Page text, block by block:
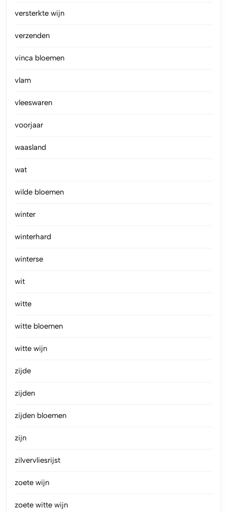
versterkte wijn
verzenden
vinca bloemen
vlam
vleeswaren
voorjaar
waasland
wat
wilde bloemen
winter
winterhard
winterse
wit
witte
witte bloemen
witte wijn
zijde
zijden
zijden bloemen
zijn
zilvervliesrijst
zoete wijn
zoete witte wijn